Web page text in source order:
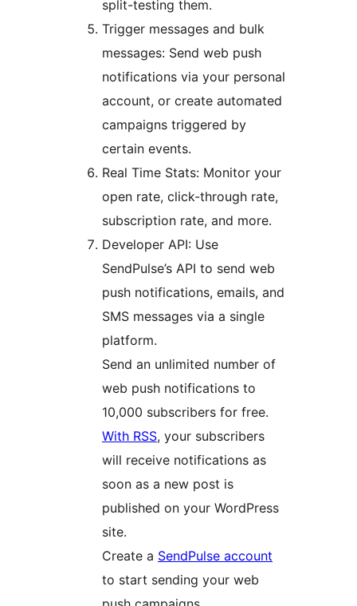
split-testing them.
Trigger messages and bulk
messages: Send web push
notifications via your personal
account, or create automated
campaigns triggered by
certain events.
Real Time Stats: Monitor your
open rate, click-through rate,
subscription rate, and more.
Developer API: Use
SendPulse’s API to send web
push notifications, emails, and
SMS messages via a single
platform.
Send an unlimited number of
web push notifications to
10,000 subscribers for free.
With RSS, your subscribers
will receive notifications as
soon as a new post is
published on your WordPress
site.
Create a SendPulse account
to start sending your web